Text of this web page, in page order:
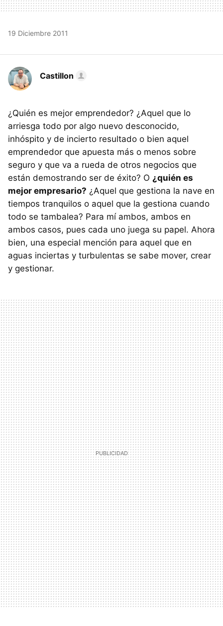
19 Diciembre 2011
Castillon
¿Quién es mejor emprendedor? ¿Aquel que lo
arriesga todo por algo nuevo desconocido,
inhóspito y de incierto resultado o bien aquel
emprendedor que apuesta más o menos sobre
seguro y que va a rueda de otros negocios que
están demostrando ser de éxito? O ¿quién es
mejor empresario? ¿Aquel que gestiona la nave en
tiempos tranquilos o aquel que la gestiona cuando
todo se tambalea? Para mí ambos, ambos en
ambos casos, pues cada uno juega su papel. Ahora
bien, una especial mención para aquel que en
aguas inciertas y turbulentas se sabe mover, crear
y gestionar.